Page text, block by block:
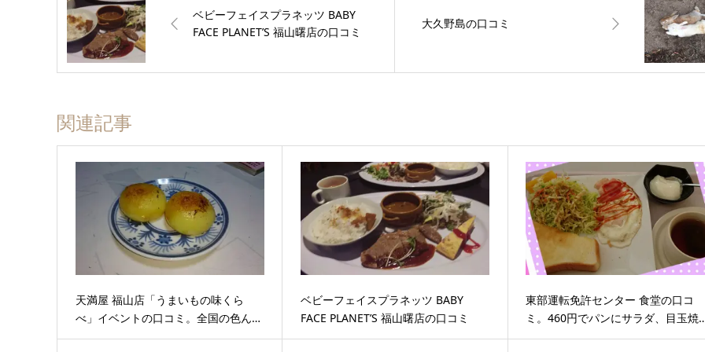
ベビーフェイスプラネッツ BABY
FACE PLANET’S 福山曙店の口コミ
大久野島の口コミ
関連記事
天満屋 福山店「うまいもの味くら
べ」イベントの口コミ。全国の色ん…
ベビーフェイスプラネッツ BABY
FACE PLANET’S 福山曙店の口コミ
東部運転免許センター 食堂の口コ
ミ。460円でパンにサラダ、目玉焼